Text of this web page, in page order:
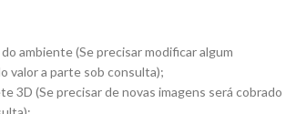
ambiente (Se precisar modificar algum
valor a parte sob consulta);
3D (Se precisar de novas imagens será cobrado